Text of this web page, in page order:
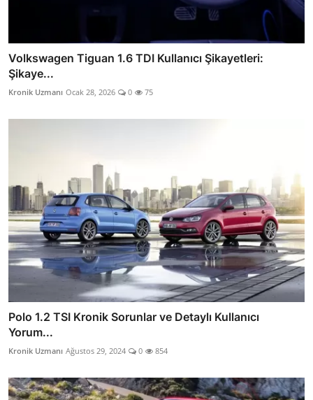
Volkswagen Tiguan 1.6 TDI Kullanıcı Şikayetleri:
Şikaye...
Kronik Uzmanı Ocak 28, 2026 0 75
Polo 1.2 TSI Kronik Sorunlar ve Detaylı Kullanıcı
Yorum...
Kronik Uzmanı Ağustos 29, 2024 0 854